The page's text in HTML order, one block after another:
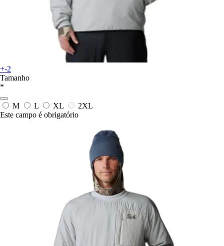
+-2
Tamanho
*
M L XL
2XL
Este campo é obrigatório